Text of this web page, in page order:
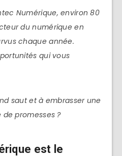
Numérique, environ 80
du numérique en
chaque année.
qui vous
saut et à embrasser une
promesses ?
est le